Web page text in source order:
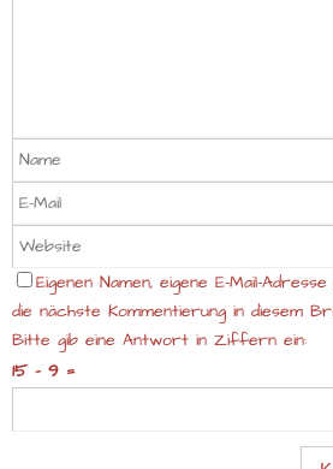
Eigenen Namen, eigene E-Mail-
die nächste Kommentierung in diesem
Bitte gib eine Antwort in Ziffern ein:
15 − 9 =